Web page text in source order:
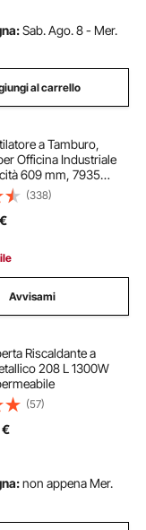
Sab. Ago. 8 - Mer.
al carrello
a Tamburo,
Officina Industriale
609 mm, 7935
Continuamente
Inclinazione
Ventilatore per
(338)
€
Avvisami
Riscaldante a
208 L 1300W
(57)
€
non appena Mer.